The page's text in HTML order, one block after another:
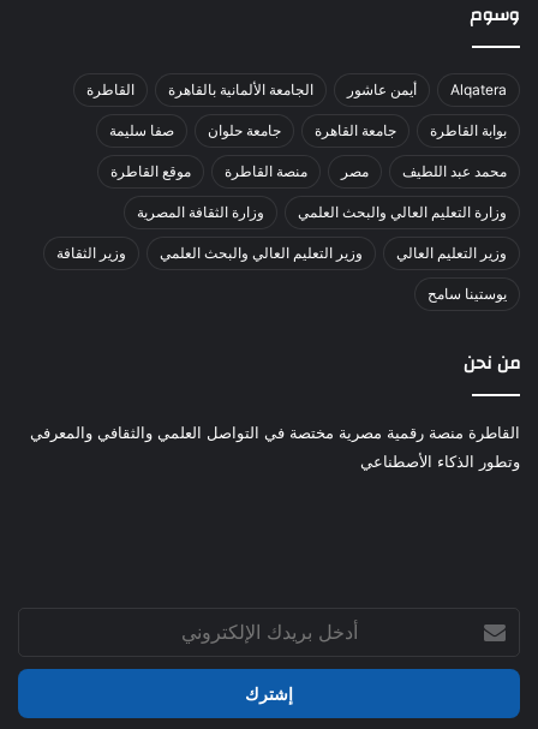
وسوم
Alqatera أيمن عاشور الجامعة الألمانية بالقاهرة القاطرة
بوابة القاطرة جامعة القاهرة جامعة حلوان صفا سليمة
محمد عبد اللطيف مصر منصة القاطرة موقع القاطرة
وزارة التعليم العالي والبحث العلمي وزارة الثقافة المصرية
وزير التعليم العالي وزير التعليم العالي والبحث العلمي وزير الثقافة
يوستينا سامح
من نحن
القاطرة منصة رقمية مصرية مختصة في التواصل العلمي والثقافي والمعرفي
وتطور الذكاء الأصطناعي
بريدك
الإلكتروني